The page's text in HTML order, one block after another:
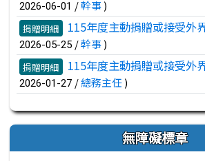
2026-06-01 /幹事)
捐贈明細 115年度主動捐贈或接受外
2026-05-25 /幹事)
捐贈明細 115年度主動捐贈或接受外
2026-01-27 /總務主任)
無障礙標章